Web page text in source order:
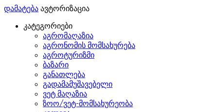
დამატება ავტორიზაცია
კატეგორიები
აგრომაღაზია
აგრონომის მომსახურება
აგროტურიზმი
ბაზარი
განათლება
გადამამუშავებელი
ვეტ მაღაზია
ზოო/ვეტ-მომსახურეობა